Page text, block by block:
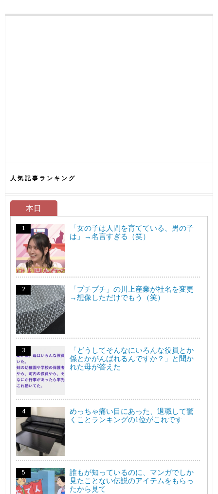
人気記事ランキング
本日
「女の子は人間を育てている、男の子
は」→名言すぎる（笑）
「プチプチ」の川上産業が社名を変更
→想像しただけでもう（笑）
「どうしてそんなにいろんな役員とか
係とかがんばれるんですか？」と聞か
れた母が答えた
めっちゃ痛い目にあった、退職して驚
くことランキングの1位がこれです
誰もが知っているのに、マンガでしか
見たことない伝説のアイテムをもらっ
たから見て